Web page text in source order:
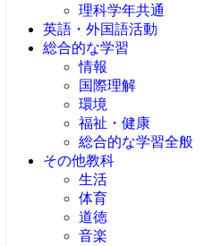
理科学年共通
英語・外国語活動
総合的な学習
情報
国際理解
環境
福祉・健康
総合的な学習全般
その他教科
生活
体育
道徳
音楽